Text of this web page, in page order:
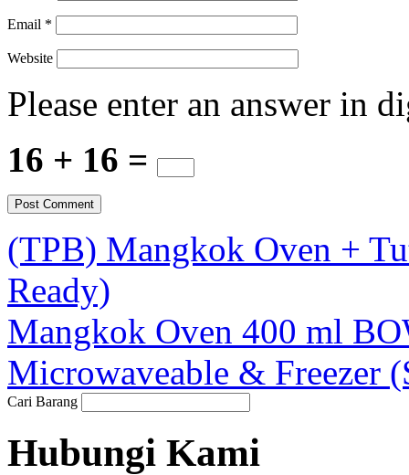
Email *
Website
Please enter an answer in
16 + 16 =
(TPB) Mangkok Oven +
Ready)
Mangkok Oven 400 ml
Microwaveable & Freezer
Cari Barang
Hubungi Kami